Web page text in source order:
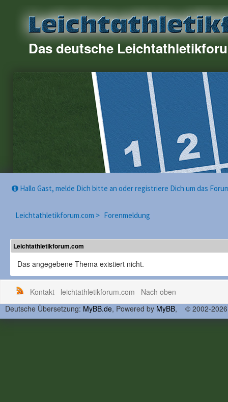
Das deutsche
Hallo Gast, melde Dich bitte an oder registriere Dich um das
Leichtathletikforum.com > Forenmeldung
Leichtathletikforum.com
Das angegebene Thema existiert nicht.
Kontakt leichtathletikforum.com
Nach oben
Deutsche Übersetzung: MyBB.de, Powered by MyBB, © 2002-